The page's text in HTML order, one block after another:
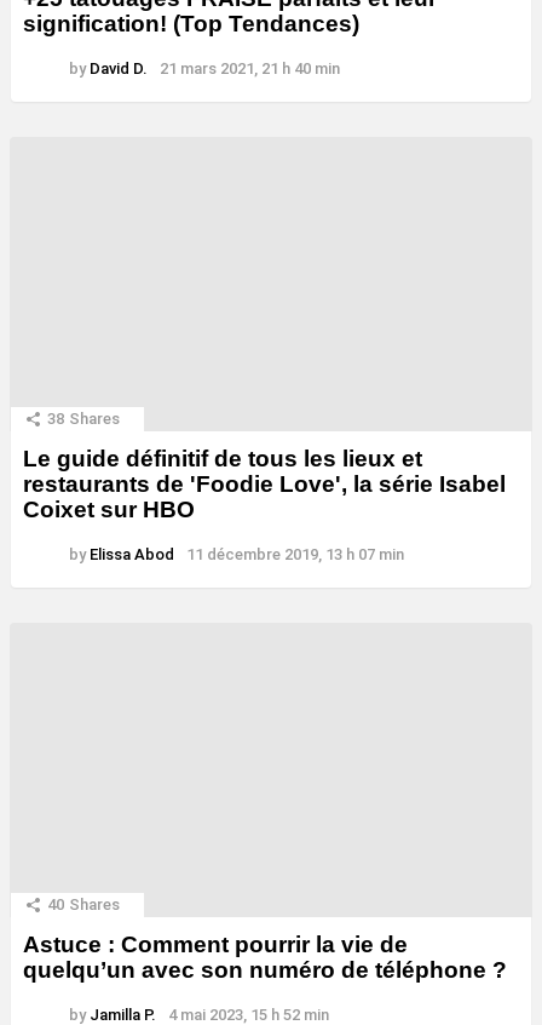
signification! (Top Tendances)
by David D. 21 mars 2021, 21 h 40 min
38 Shares
Le guide définitif de tous les lieux et
restaurants de 'Foodie Love', la série Isabel
Coixet sur HBO
by Elissa Abod 11 décembre 2019, 13 h 07 min
40 Shares
Astuce : Comment pourrir la vie de
quelqu’un avec son numéro de téléphone ?
by Jamilla P. 4 mai 2023, 15 h 52 min